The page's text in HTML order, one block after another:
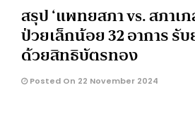
สรุป ‘แพทยสภา vs. สภาเ
ป่วยเล็กน้อย 32 อาการ รั
ด้วยสิทธิบัตรทอง
Posted On 22 November 2024